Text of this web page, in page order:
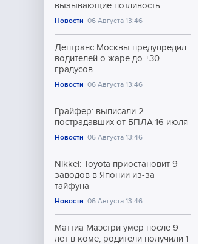
вызывающие потливость
Новости 06 Августа 13:46
Дептранс Москвы предупредил
водителей о жаре до +30
градусов
Новости 06 Августа 13:46
Грайфер: выписали 2
пострадавших от БПЛА 16 июля
Новости 06 Августа 13:46
Nikkei: Toyota приостановит 9
заводов в Японии из-за
тайфуна
Новости 06 Августа 13:46
Маттиа Маэстри умер после 9
лет в коме; родители получили 1